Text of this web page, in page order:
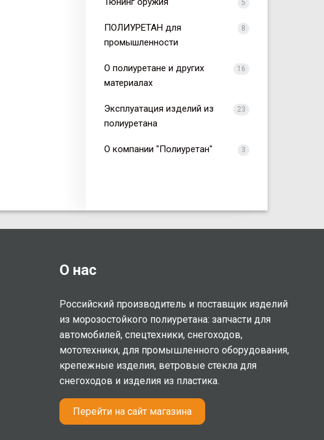
5
ПОЛИУРЕТАН для
промышленности
8
О полиуретане и других
материалах
16
Эксплуатация изделий из
полиуретана
23
О компании "Полиуретан" 3
О нас
Российский производитель и поставщик изделий
из морозостойкого полиуретана: запчасти для
автомобилей, спецтехники, снегоходов,
мототехники, для промышленного оборудования,
крепежные изделия, ветровые стекла для
снегоходов и изделия из пластика.
Перейти на сайт магазина